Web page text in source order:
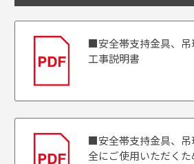
■安全帯支持金具、吊
工事説明書
■安全帯支持金具、吊
全にご使用いただく